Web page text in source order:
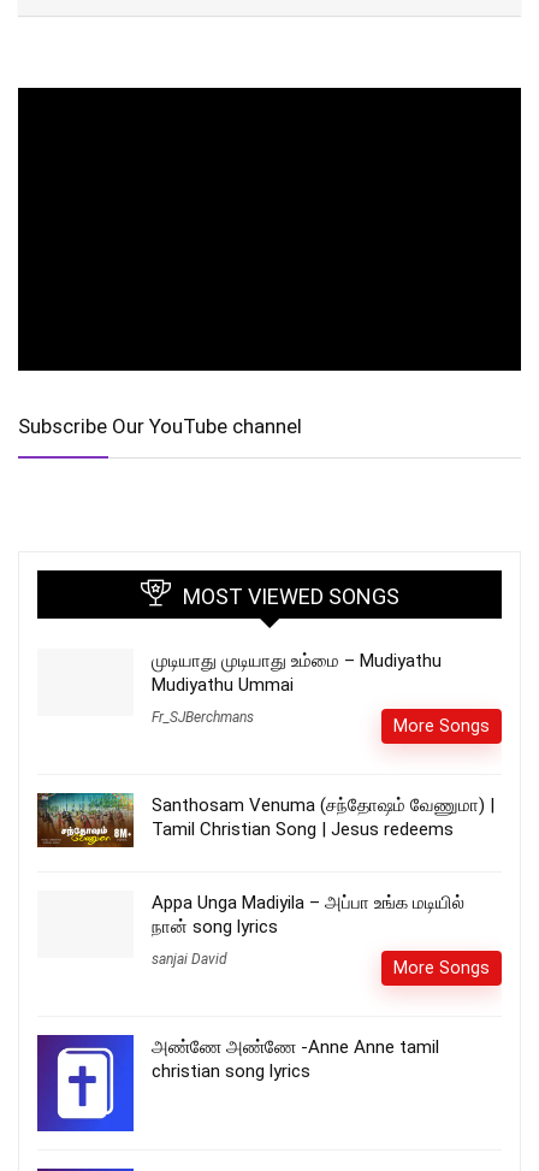
Subscribe Our YouTube channel
MOST VIEWED SONGS
முடியாது முடியாது உம்மை – Mudiyathu
Mudiyathu Ummai
Fr_SJBerchmans More Songs
Santhosam Venuma (சந்தோஷம் வேணுமா) |
Tamil Christian Song | Jesus redeems
Appa Unga Madiyila – அப்பா உங்க மடியில்
நான் song lyrics
sanjai David More Songs
அண்ணே அண்ணே -Anne Anne tamil
christian song lyrics